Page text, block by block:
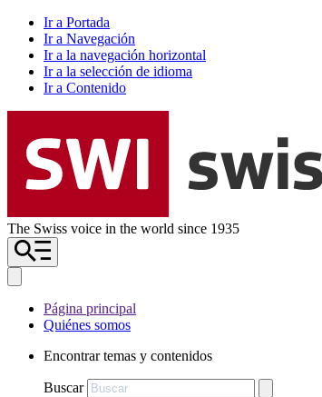
Ir a Portada
Ir a Navegación
Ir a la navegación horizontal
Ir a la selección de idioma
Ir a Contenido
The Swiss voice in the world since 1935
Página principal
Quiénes somos
Encontrar temas y contenidos
Buscar